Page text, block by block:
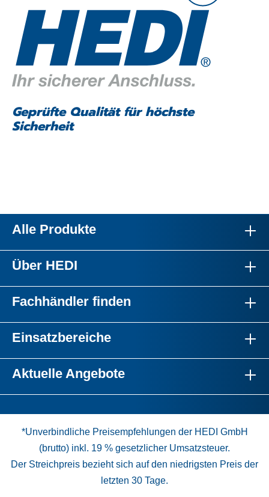
Geprüfte Qualität für höchste
Sicherheit
Alle Produkte
Über HEDI
Fachhändler finden
Einsatzbereiche
Aktuelle Angebote
*Unverbindliche Preisempfehlungen der HEDI GmbH
(brutto) inkl. 19 % gesetzlicher Umsatzsteuer.
Der Streichpreis bezieht sich auf den niedrigsten Preis der
letzten 30 Tage.